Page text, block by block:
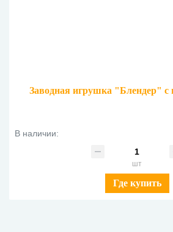
Заводная игрушка "Блендер" с
В наличии:
шт
Где купить